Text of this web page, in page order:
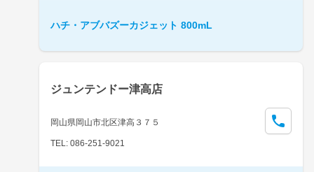
ハチ・アブバズーカジェット 800mL
ジュンテンドー津高店
岡山県岡山市北区津高３７５
TEL: 086-251-9021